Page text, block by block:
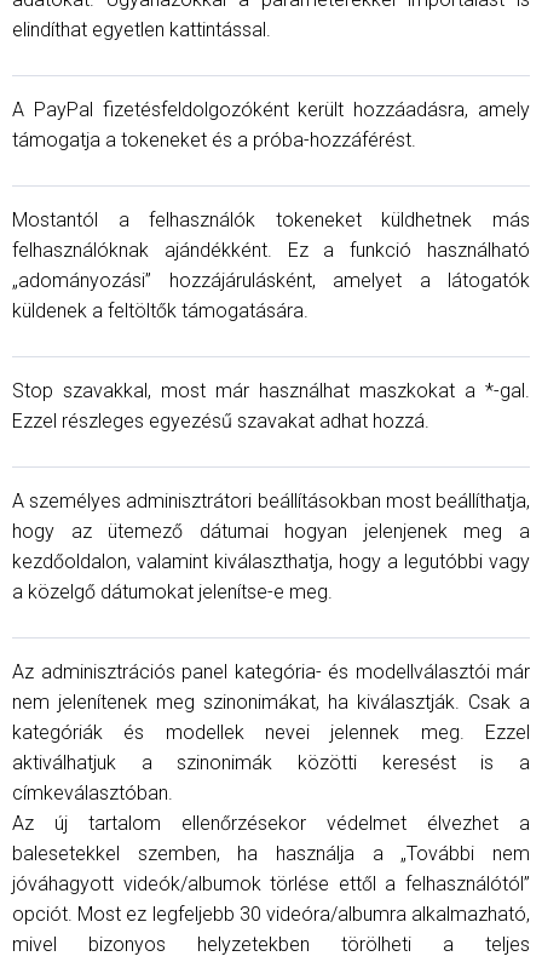
elindíthat egyetlen kattintással.
A PayPal fizetésfeldolgozóként került hozzáadásra, amely
támogatja a tokeneket és a próba-hozzáférést.
Mostantól a felhasználók tokeneket küldhetnek más
felhasználóknak ajándékként. Ez a funkció használható
„adományozási” hozzájárulásként, amelyet a látogatók
küldenek a feltöltők támogatására.
Stop szavakkal, most már használhat maszkokat a *-gal.
Ezzel részleges egyezésű szavakat adhat hozzá.
A személyes adminisztrátori beállításokban most beállíthatja,
hogy az ütemező dátumai hogyan jelenjenek meg a
kezdőoldalon, valamint kiválaszthatja, hogy a legutóbbi vagy
a közelgő dátumokat jelenítse-e meg.
Az adminisztrációs panel kategória- és modellválasztói már
nem jelenítenek meg szinonimákat, ha kiválasztják. Csak a
kategóriák és modellek nevei jelennek meg. Ezzel
aktiválhatjuk a szinonimák közötti keresést is a
címkeválasztóban.
Az új tartalom ellenőrzésekor védelmet élvezhet a
balesetekkel szemben, ha használja a „További nem
jóváhagyott videók/albumok törlése ettől a felhasználótól”
opciót. Most ez legfeljebb 30 videóra/albumra alkalmazható,
mivel bizonyos helyzetekben törölheti a teljes